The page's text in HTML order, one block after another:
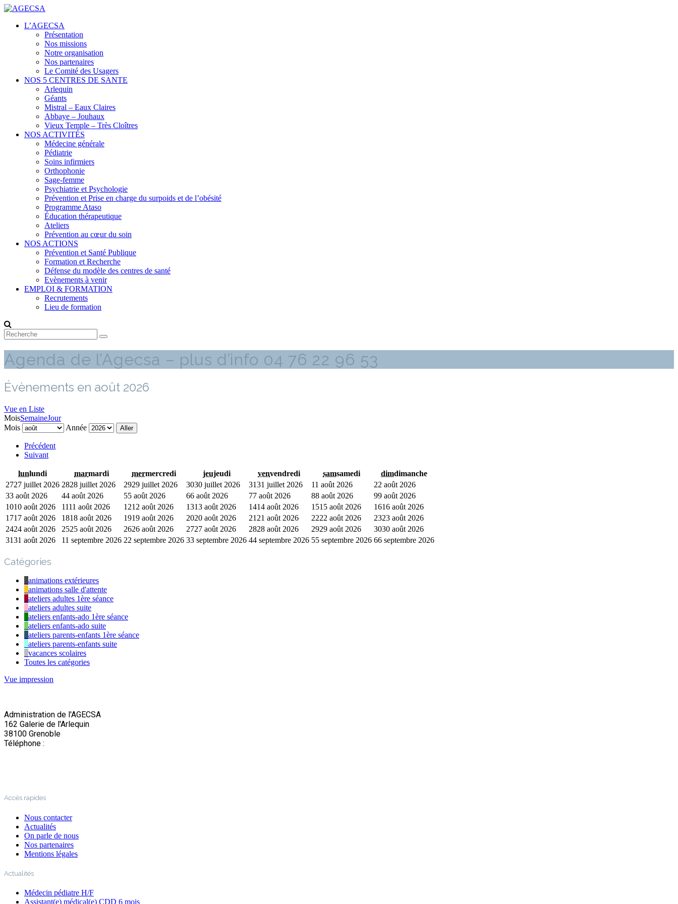
AGECSA
Centres de santé
L’AGECSA
Présentation
Nos missions
Notre organisation
Nos partenaires
Le Comité des Usagers
NOS 5 CENTRES DE SANTE
Arlequin
Géants
Mistral – Eaux Claires
Abbaye – Jouhaux
Vieux Temple – Très Cloîtres
NOS ACTIVITÉS
Médecine générale
Pédiatrie
Soins infirmiers
Orthophonie
Sage-femme
Psychiatrie et Psychologie
Prévention et Prise en charge du surpoids et de l’obésité
Programme Ataso
Éducation thérapeutique
Ateliers
Prévention au cœur du soin
NOS ACTIONS
Prévention et Santé Publique
Formation et Recherche
Défense du modèle des centres de santé
Evènements à venir
EMPLOI & FORMATION
Recrutements
Lieu de formation
Agenda de l’Agecsa – plus d’info 04 76 22 96 53
Évènements en août 2026
Vue en Liste
MoisSemaineJour
Mois
Année
Précédent
Suivant
lunlundi marmardi mermercredi jeujeudi venvendredi samsamedi dimdimanche
2727 juillet 2026 2828 juillet 2026 2929 juillet 2026 3030 juillet 2026 3131 juillet 2026 11 août 2026 22 août 2026
33 août 2026 44 août 2026 55 août 2026 66 août 2026 77 août 2026 88 août 2026 99 août 2026
1010 août 2026 1111 août 2026 1212 août 2026 1313 août 2026 1414 août 2026 1515 août 2026 1616 août 2026
1717 août 2026 1818 août 2026 1919 août 2026 2020 août 2026 21 21 août 2026 2222 août 2026 2323 août 2026
2424 août 2026 2525 août 2026 2626 août 2026 2727 août 2026 2828 août 2026 2929 août 2026 3030 août 2026
3131 août 2026 11 septembre 2026 22 septembre 2026 33 septembre 2026 44 septembre 2026 55 septembre 2026 66 septembre 2026
Catégories
animations extérieures
animations salle d'attente
ateliers adultes 1ère séance
ateliers adultes suite
ateliers enfants-ado 1ère séance
ateliers enfants-ado suite
ateliers parents-enfants 1ère séance
ateliers parents-enfants suite
vacances scolaires
Toutes les catégories
Vue impression
Administration de l'AGECSA
162 Galerie de l'Arlequin
38100 Grenoble
Téléphone :
Accès rapides
Nous contacter
Actualités
On parle de nous
Nos partenaires
Mentions légales
Actualités
Médecin pédiatre H/F
Assistant(e) médical(e) CDD 6 mois